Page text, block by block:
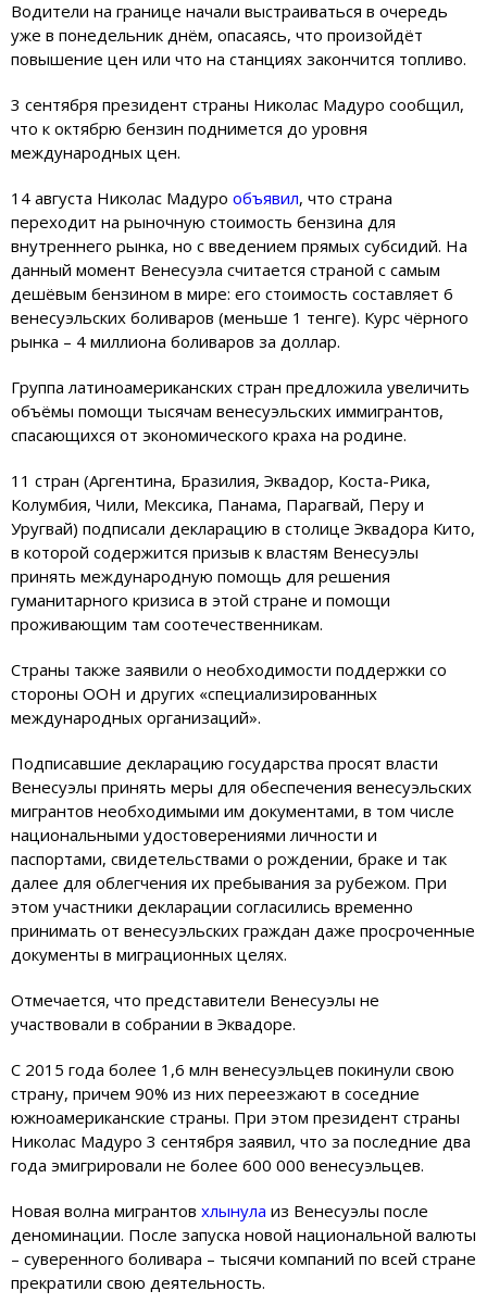
Водители на границе начали выстраиваться в очередь
уже в понедельник днём, опасаясь, что произойдёт
повышение цен или что на станциях закончится топливо.
3 сентября президент страны Николас Мадуро сообщил,
что к октябрю бензин поднимется до уровня
международных цен.
14 августа Николас Мадуро объявил, что страна
переходит на рыночную стоимость бензина для
внутреннего рынка, но с введением прямых субсидий. На
данный момент Венесуэла считается страной с самым
дешёвым бензином в мире: его стоимость составляет 6
венесуэльских боливаров (меньше 1 тенге). Курс чёрного
рынка – 4 миллиона боливаров за доллар.
Группа латиноамериканских стран предложила увеличить
объёмы помощи тысячам венесуэльских иммигрантов,
спасающихся от экономического краха на родине.
11 стран (Аргентина, Бразилия, Эквадор, Коста-Рика,
Колумбия, Чили, Мексика, Панама, Парагвай, Перу и
Уругвай) подписали декларацию в столице Эквадора Кито,
в которой содержится призыв к властям Венесуэлы
принять международную помощь для решения
гуманитарного кризиса в этой стране и помощи
проживающим там соотечественникам.
Страны также заявили о необходимости поддержки со
стороны ООН и других «специализированных
международных организаций».
Подписавшие декларацию государства просят власти
Венесуэлы принять меры для обеспечения венесуэльских
мигрантов необходимыми им документами, в том числе
национальными удостоверениями личности и
паспортами, свидетельствами о рождении, браке и так
далее для облегчения их пребывания за рубежом. При
этом участники декларации согласились временно
принимать от венесуэльских граждан даже просроченные
документы в миграционных целях.
Отмечается, что представители Венесуэлы не
участвовали в собрании в Эквадоре.
С 2015 года более 1,6 млн венесуэльцев покинули свою
страну, причем 90% из них переезжают в соседние
южноамериканские страны. При этом президент страны
Николас Мадуро 3 сентября заявил, что за последние два
года эмигрировали не более 600 000 венесуэльцев.
Новая волна мигрантов хлынула из Венесуэлы после
деноминации. После запуска новой национальной валюты
– суверенного боливара – тысячи компаний по всей стране
прекратили свою деятельность.